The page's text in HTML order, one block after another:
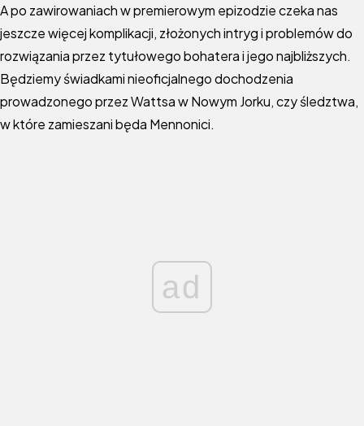
A po zawirowaniach w premierowym epizodzie czeka nas
jeszcze więcej komplikacji, złożonych intryg i problemów do
rozwiązania przez tytułowego bohatera i jego najbliższych.
Będziemy świadkami nieoficjalnego dochodzenia
prowadzonego przez Wattsa w Nowym Jorku, czy śledztwa,
w które zamieszani będa Mennonici.
ad